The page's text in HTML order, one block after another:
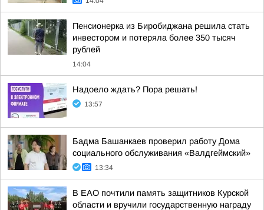
Пенсионерка из Биробиджана решила стать
инвестором и потеряла более 350 тысяч
рублей
14:04
Надоело ждать? Пора решать!
13:57
Бадма Башанкаев проверил работу Дома
социального обслуживания «Валдгеймский»
13:34
В ЕАО почтили память защитников Курской
области и вручили государственную награду